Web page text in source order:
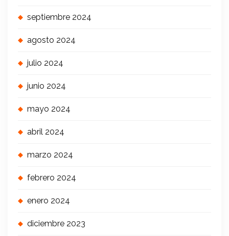
septiembre 2024
agosto 2024
julio 2024
junio 2024
mayo 2024
abril 2024
marzo 2024
febrero 2024
enero 2024
diciembre 2023